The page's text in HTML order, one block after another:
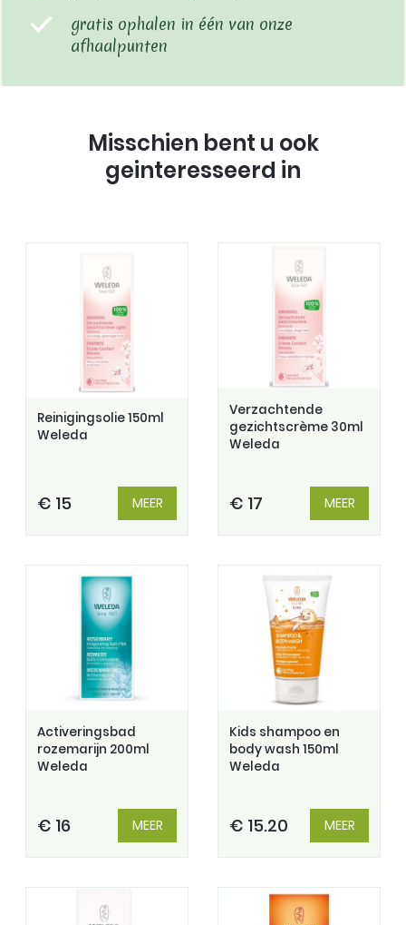
gratis ophalen in één van onze
afhaalpunten
Misschien bent u ook
geinteresseerd in
Reinigingsolie 150ml
Weleda
€ 15 MEER
Verzachtende
gezichtscrème 30ml
Weleda
€ 17 MEER
Activeringsbad
rozemarijn 200ml
Weleda
€ 16 MEER
Kids shampoo en
body wash 150ml
Weleda
€ 15.20 MEER